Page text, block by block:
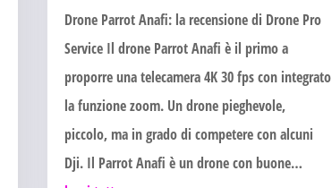
Drone Parrot Anafi: la recensione di Drone Pro
Service Il drone Parrot Anafi è il primo a
proporre una telecamera 4K 30 fps con integrato
la funzione zoom. Un drone pieghevole,
piccolo, ma in grado di competere con alcuni
Dji. Il Parrot Anafi è un drone con buone…